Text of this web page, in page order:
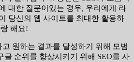
대한 질문이있는 경우, 우리에게 라
당신의 웹 사이트를 최대한 활용하
해요!
원하는 결과를 달성하기 위해 모범
글 순위를 향상시키기 위해 SEO를 사